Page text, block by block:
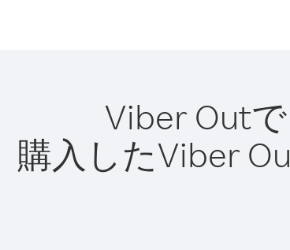
Viber Out
購入したViber